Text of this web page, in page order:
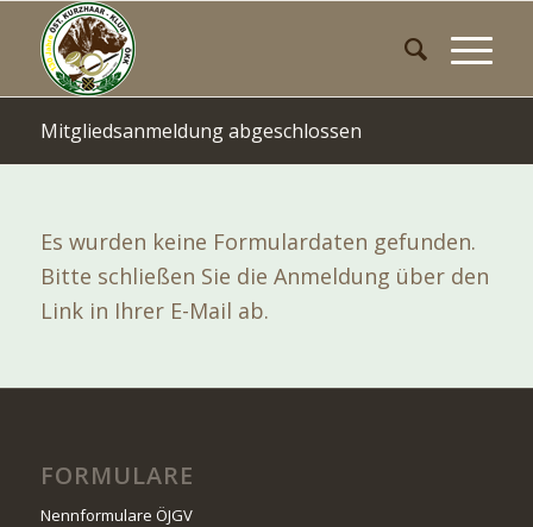
Mitgliedsanmeldung abgeschlossen
Es wurden keine Formulardaten gefunden.
Bitte schließen Sie die Anmeldung über den
Link in Ihrer E-Mail ab.
FORMULARE
Nennformulare ÖJGV